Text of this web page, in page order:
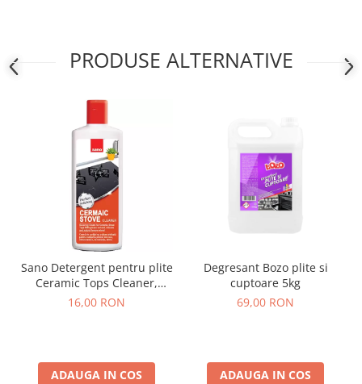
PRODUSE ALTERNATIVE
Sano Detergent pentru plite
Ceramic Tops Cleaner,
300ml
16,00 RON
ADAUGA IN COS
Degresant Bozo plite si
cuptoare 5kg
69,00 RON
ADAUGA IN COS